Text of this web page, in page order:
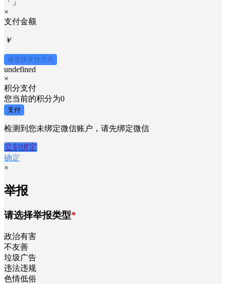
「
」
×
支付金额
￥
请选择支付方式
undefined
×
积分支付
您当前的积分为0
支付
检测到您未绑定微信账户，请先绑定微信
立刻绑定
确定
×
举报
请选择举报类型*
政治有害
不友善
垃圾广告
违法违规
色情低俗